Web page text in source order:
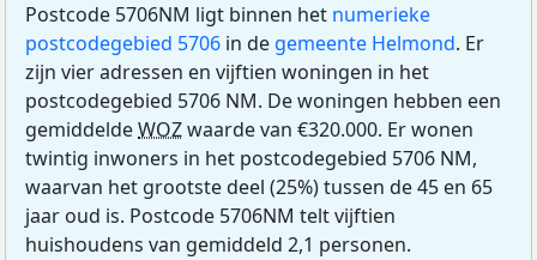
Postcode 5706NM ligt binnen het numerieke
postcodegebied 5706 in de gemeente Helmond. Er
zijn vier adressen en vijftien woningen in het
postcodegebied 5706 NM. De woningen hebben een
gemiddeldeWOZwaarde van €320.000. Er wonen
twintig inwoners in het postcodegebied 5706 NM,
waarvan het grootste deel (25%) tussen de 45 en 65
jaar oud is. Postcode 5706NM telt vijftien
huishoudens van gemiddeld 2,1 personen.